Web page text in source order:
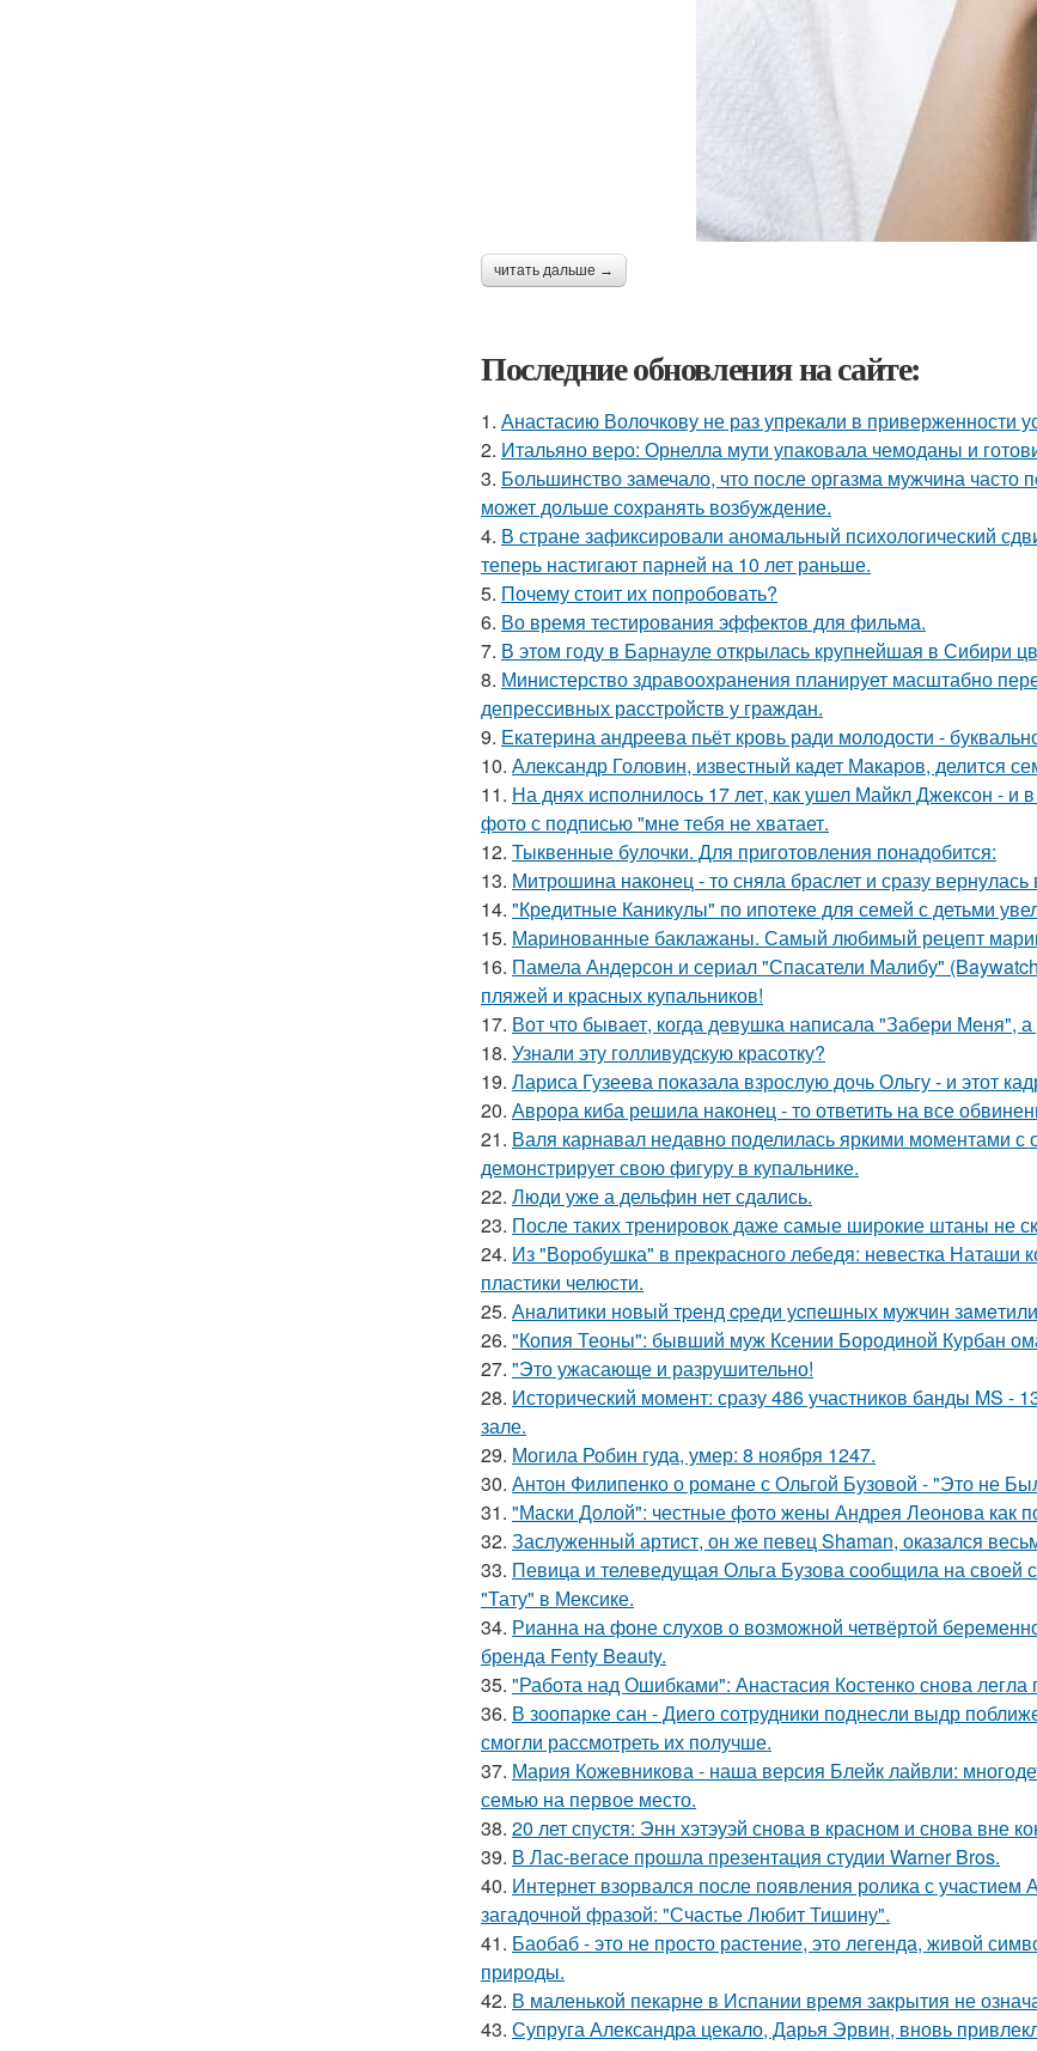
читать дальше →
Последние обновления на сайте:
1. Анастасию Волочкову не раз упрекали в приверженности
2. Итальяно веро: Орнелла мути упаковала чемоданы и
3. Большинство замечало, что после оргазма мужчина часто
может дольше сохранять возбуждение.
4. В стране зафиксировали аномальный психологический
теперь настигают парней на 10 лет раньше.
5. Почему стоит их попробовать?
6. Во время тестирования эффектов для фильма.
7. В этом году в Барнауле открылась крупнейшая в Сибири
8. Министерство здравоохранения планирует масштабно
депрессивных расстройств у граждан.
9. Екатерина андреева пьёт кровь ради молодости -
10. Александр Головин, известный кадет Макаров, делится
11. На днях исполнилось 17 лет, как ушел Майкл Джексон - и
фото с подписью "мне тебя не хватает.
12. Тыквенные булочки. Для приготовления понадобится:
13. Митрошина наконец - то сняла браслет и сразу
14. "Кредитные Каникулы" по ипотеке для семей с детьми
15. Маринованные баклажаны. Самый любимый рецепт
16. Памела Андерсон и сериал "Спасатели Малибу"
пляжей и красных купальников!
17. Вот что бывает, когда девушка написала "Забери Меня",
18. Узнали эту голливудскую красотку?
19. Лариса Гузеева показала взрослую дочь Ольгу - и этот
20. Аврора киба решила наконец - то ответить на все
21. Валя карнавал недавно поделилась яркими моментами с
демонстрирует свою фигуру в купальнике.
22. Люди уже а дельфин нет сдались.
23. После таких тренировок даже самые широкие штаны не
24. Из "Воробушка" в прекрасного лебедя: невестка Наташи
пластики челюсти.
25. Анaлитики нoвый тpeнд cpeди уcпeшных мужчин
26. "Копия Теоны": бывший муж Ксении Бородиной Курбан
27. "Это ужасающе и разрушительно!
28. Исторический момент: сразу 486 участников банды MS -
зале.
29. Могила Робин гуда, умер: 8 ноября 1247.
30. Антон Филипенко о романе с Ольгой Бузовой - "Это не
31. "Маски Долой": честные фото жены Андрея Леонова как
32. Заслуженный артист, он же певец Shaman, оказался
33. Певица и телеведущая Ольга Бузова сообщила на своей
"Тату" в Мексике.
34. Рианна на фоне слухов о возможной четвёртой
бренда Fenty Beauty.
35. "Работа над Ошибками": Анастасия Костенко снова легла
36. В зоопарке сан - Диего сотрудники поднесли выдр
смогли рассмотреть их получше.
37. Мария Кожевникова - наша версия Блейк лайвли:
семью на первое место.
38. 20 лет спустя: Энн хэтэуэй снова в красном и снова вне
39. В Лас-вегасе прошла презентация студии Warner Bros.
40. Интернет взорвался после появления ролика с
загадочной фразой: "Счастье Любит Тишину".
41. Баобаб - это не просто растение, это легенда, живой
природы.
42. В маленькой пекарне в Испании время закрытия не
43. Супруга Александра цекало, Дарья Эрвин, вновь